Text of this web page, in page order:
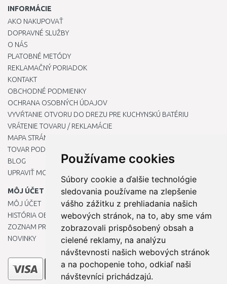
Používame cookies
Súbory cookie a ďalšie technológie
sledovania používame na zlepšenie
vášho zážitku z prehliadania našich
webových stránok, na to, aby sme vám
zobrazovali prispôsobený obsah a
cielené reklamy, na analýzu
návštevnosti našich webových stránok
a na pochopenie toho, odkiaľ naši
návštevníci prichádzajú.
INFORMÁCIE
AKO NAKUPOVAŤ
DOPRAVNÉ SLUŽBY
O NÁS
PLATOBNÉ METÓDY
REKLAMAČNÝ PORIADOK
KONTAKT
OBCHODNÉ PODMIENKY
OCHRANA OSOBNÝCH ÚDAJOV
VYVŔTANIE OTVORU DO DREZU PRE KUCHYNSKÚ BATÉRIU
VRÁTENIE TOVARU / REKLAMÁCIE
MAPA STRÁNOK
TOVAR PODĽA ZNAČIEK
BLOG
UPRAVIŤ MOJE PREDVOĽBY COOKIES
MÔJ ÚČET
MÔJ ÚČET
HISTÓRIA OBJEDNÁVOK
ZOZNAM PRIANÍ
NOVINKY